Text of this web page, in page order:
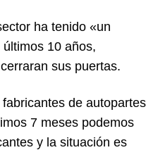
ha tenido «un
10 años,
sus puertas.
de autopartes
7 meses podemos
y la situación es